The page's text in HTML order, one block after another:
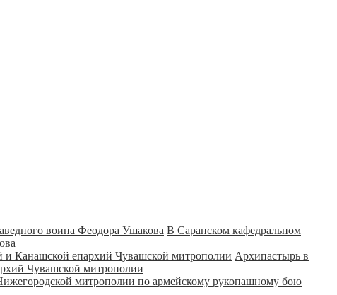
В Саранском кафедральном
Архипастырь в
Чувашской митрополии
митрополии по армейскому рукопашному бою